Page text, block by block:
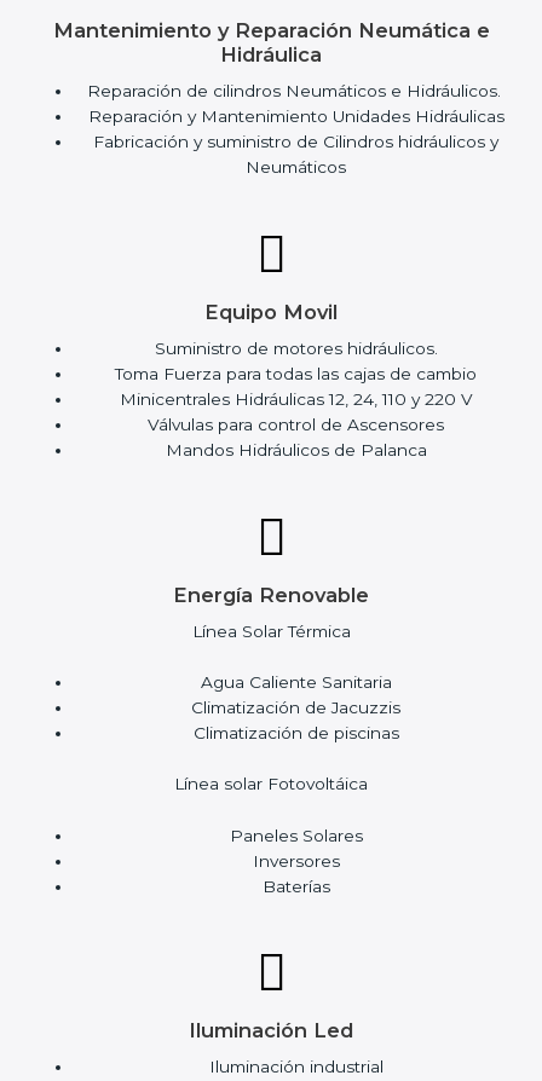
Mantenimiento y Reparación Neumática e
Hidráulica
Reparación de cilindros Neumáticos e Hidráulicos.
Reparación y Mantenimiento Unidades Hidráulicas
Fabricación y suministro de Cilindros hidráulicos y
Neumáticos
Equipo Movil
Suministro de motores hidráulicos.
Toma Fuerza para todas las cajas de cambio
Minicentrales Hidráulicas 12, 24, 110 y 220 V
Válvulas para control de Ascensores
Mandos Hidráulicos de Palanca
Energía Renovable
Línea Solar Térmica
Agua Caliente Sanitaria
Climatización de Jacuzzis
Climatización de piscinas
Línea solar Fotovoltáica
Paneles Solares
Inversores
Baterías
Iluminación Led
Iluminación industrial